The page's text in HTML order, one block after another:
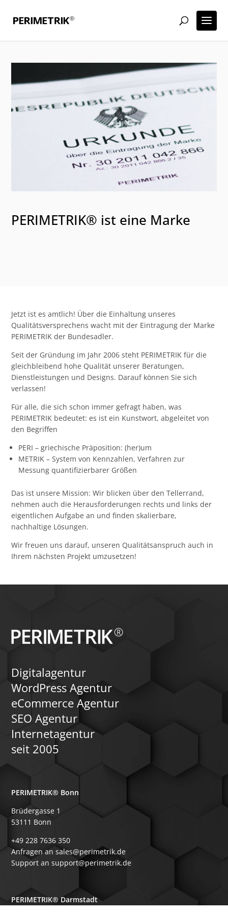
PERIMETRIK® ist eine Marke
Jetzt ist es amtlich! Über die Einhaltung unseres
Qualitätsversprechens wacht mit der Eintragung der Marke
PERIMETRIK der Bundesadler.
Seit der Gründung im Jahr 2006 steht PERIMETRIK für die
gleichbleibend hohe Qualität unserer Beratungen,
Dienstleistungen und Designs. Darauf können Sie sich
verlassen!
Für alle, die sich schon immer gefragt haben, was
PERIMETRIK bedeutet: es ist ein Kunstwort, abgeleitet von
den Begriffen
PERI – griechische Präposition: (her)um
METRIK – System von Kennzahlen, Verfahren zur
Messung quantifizierbarer Größen
Das ist unsere Mission: Wir blicken über den Tellerrand,
nehmen auch die Herausforderungen rechts und links der
eigentlichen Aufgabe an und finden skalierbare,
nachhaltige Lösungen.
Wir freuen uns darauf, unseren Qualitätsanspruch auch in
Ihrem nächsten Projekt umzusetzen!
Digitalagentur
WordPress Agentur
eCommerce Agentur
SEO Agentur
Internetagentur
seit 2005
PERIMETRIK® Bonn
Brüdergasse 1
53111 Bonn
+49 228 7636 350
Anfragen an sales@perimetrik.de
Support an support@perimetrik.de
PERIMETRIK® Darmstadt